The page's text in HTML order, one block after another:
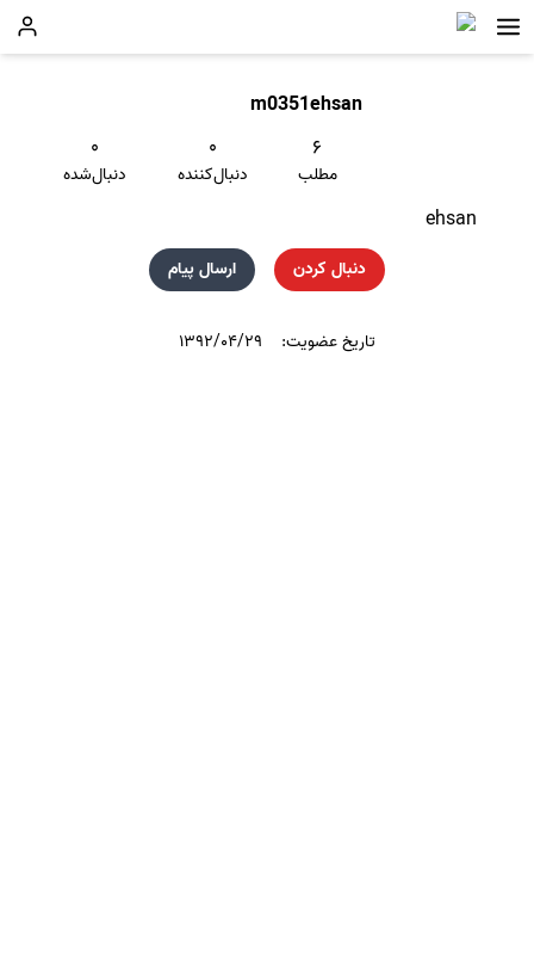
m0351ehsan
۶
مطلب
۰
دنبال‌کننده
۰
دنبال‌شده
ehsan
دنبال کردن ارسال پیام
تاریخ عضویت: ۱۳۹۲/۰۴/۲۹